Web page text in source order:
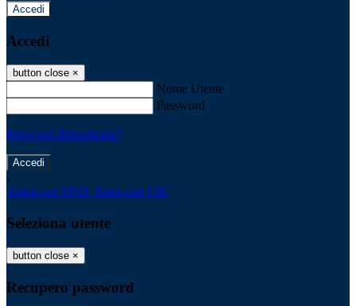
Accedi
Accedi
button close ×
Nome Utente
Password
Password dimenticata?
-
Entra con SPID Entra con CIE
Seleziona utente
button close ×
Recupero password